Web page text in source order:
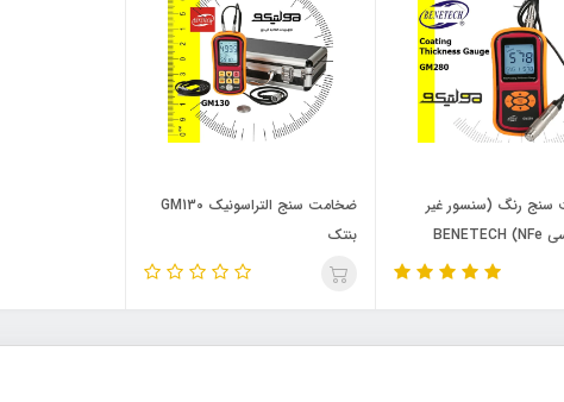
رنگ (سنسور غیر
مغناطیسی NFe) BENETECH
ضخامت سنج التراسونیک GM130
بنتک